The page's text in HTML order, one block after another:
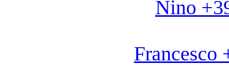
Nino
Francesco